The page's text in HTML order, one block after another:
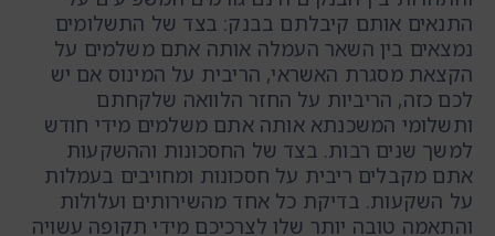
התנאים אותם קיבלתם בבנק: בצד של התשלומים
נמצאים בין השאר העמלה אותה אתם משלמים על
הקצאת מסגרת האשראי, הריבית על המינוס אם יש
לכם כזה, הריביות על החזר הלוואה שלקחתם
ותשלומי המשכנתא אותה אתם משלמים מידי חודש
למשך שנים רבות. בצד של החסכונות וההשקעות
אתם מקבלים ריבית על חסכונות ומחויבים בעמלות
על השקעות. בדיקת כל אחד מהשירותים ועלולות
והתאמה טובה יותר שלו לצרכיכם מידי תקופה עשויה